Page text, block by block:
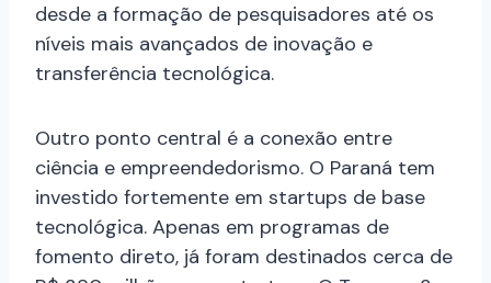
desde a formação de pesquisadores até os
níveis mais avançados de inovação e
transferência tecnológica.
Outro ponto central é a conexão entre
ciência e empreendedorismo. O Paraná tem
investido fortemente em startups de base
tecnológica. Apenas em programas de
fomento direto, já foram destinados cerca de